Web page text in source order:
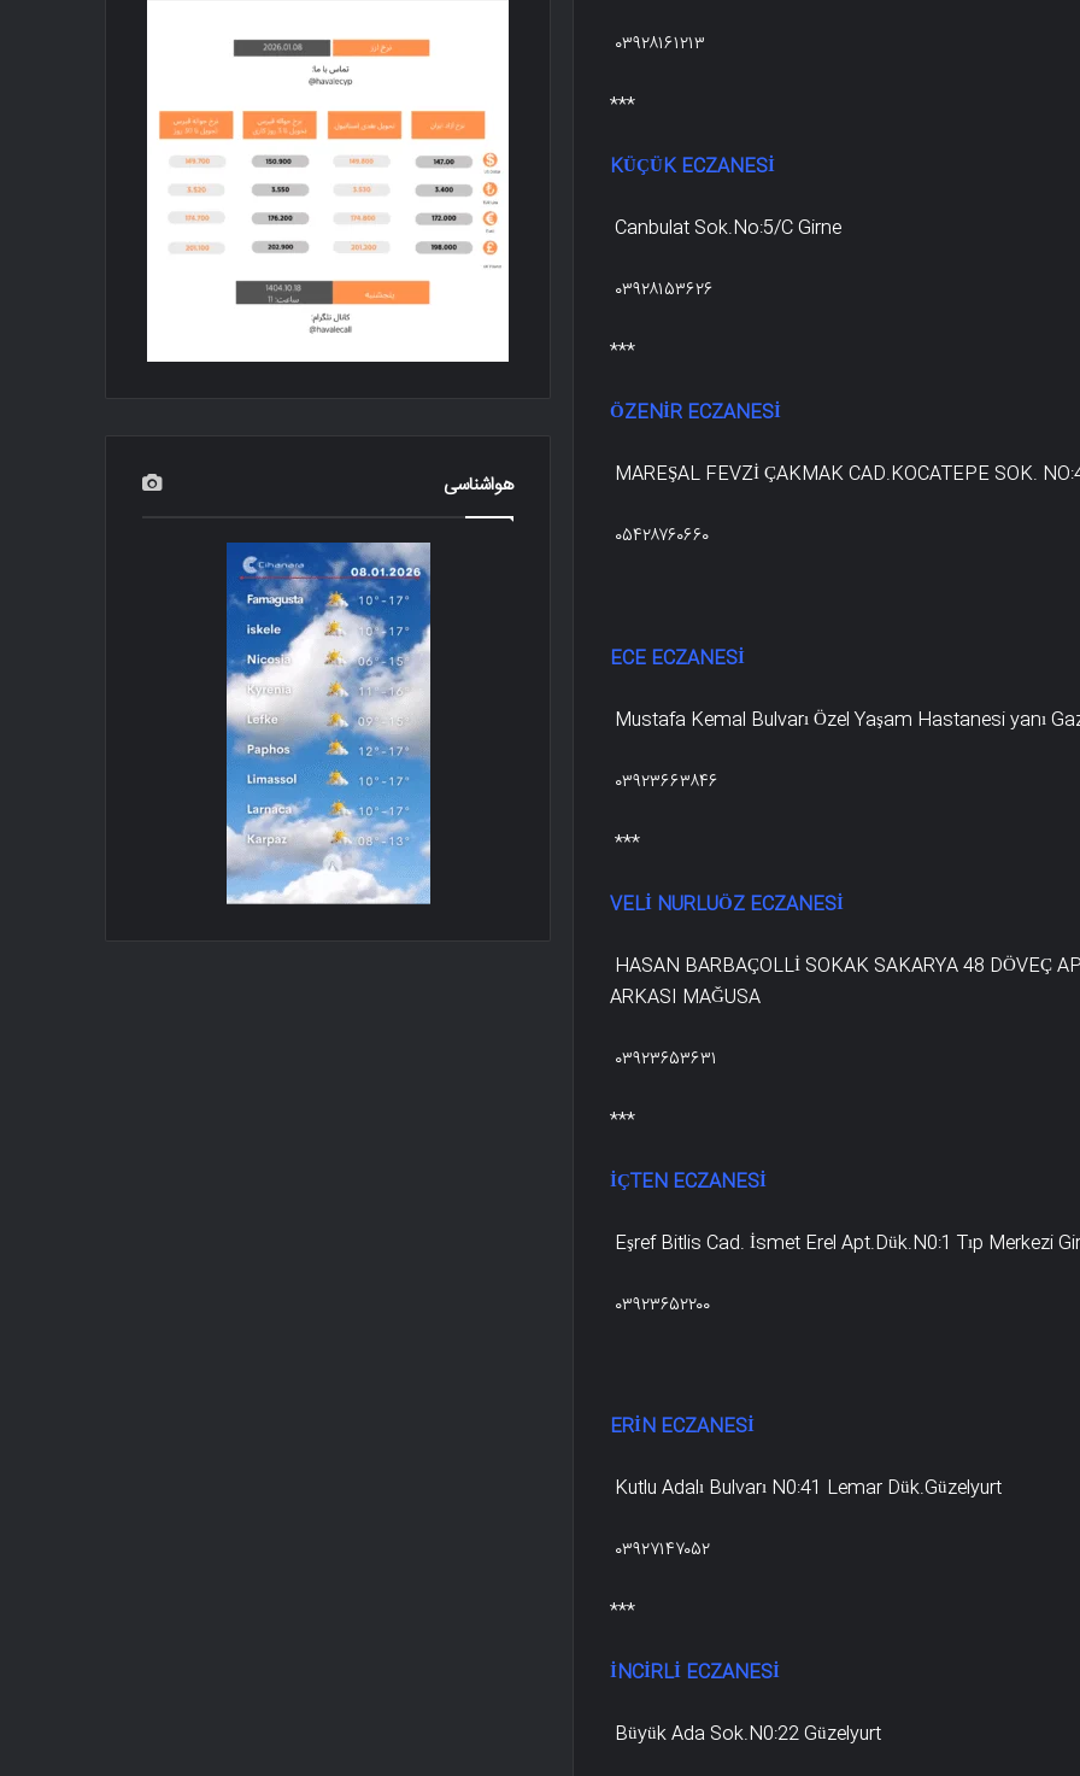
۰۳۹۲۸۱۶۱۲۱۳
***
KÜÇÜK ECZANESİ
Canbulat Sok.No:5/C Girne
۰۳۹۲۸۱۵۳۶۲۶
***
ÖZENİR ECZANESİ
MAREŞAL FEVZİ ÇAKMAK CAD.KOCATEPE SOK.
۰۵۴۲۸۷۶۰۶۶۰
ECE ECZANESİ
Mustafa Kemal Bulvarı Özel Yaşam Hastanesi yanı
۰۳۹۲۳۶۶۳۸۴۶
***
VELİ NURLUÖZ ECZANESİ
HASAN BARBAÇOLLİ SOKAK SAKARYA 48 DÖVEÇ
ARKASI MAĞUSA
۰۳۹۲۳۶۵۳۶۳۱
***
İÇTEN ECZANESİ
Eşref Bitlis Cad. İsmet Erel Apt.Dük.N0:1 Tıp Merkezi
۰۳۹۲۳۶۵۲۲۰۰
ERİN ECZANESİ
Kutlu Adalı Bulvarı N0:41 Lemar Dük.Güzelyurt
۰۳۹۲۷۱۴۷۰۵۲
***
İNCİRLİ ECZANESİ
Büyük Ada Sok.N0:22 Güzelyurt
هواشناسی